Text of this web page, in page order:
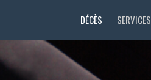
DÉCÈS SERVICES